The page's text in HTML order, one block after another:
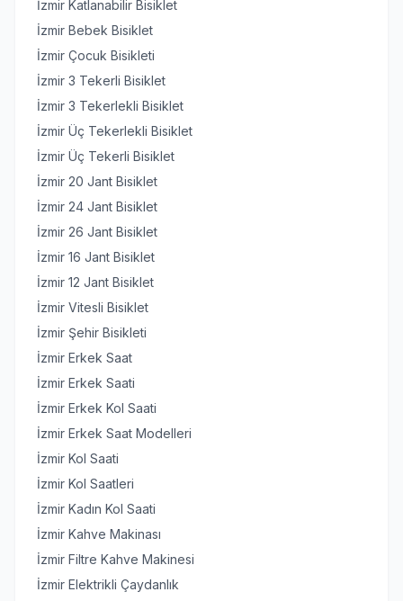
İzmir Katlanabilir Bisiklet
İzmir Bebek Bisiklet
İzmir Çocuk Bisikleti
İzmir 3 Tekerli Bisiklet
İzmir 3 Tekerlekli Bisiklet
İzmir Üç Tekerlekli Bisiklet
İzmir Üç Tekerli Bisiklet
İzmir 20 Jant Bisiklet
İzmir 24 Jant Bisiklet
İzmir 26 Jant Bisiklet
İzmir 16 Jant Bisiklet
İzmir 12 Jant Bisiklet
İzmir Vitesli Bisiklet
İzmir Şehir Bisikleti
İzmir Erkek Saat
İzmir Erkek Saati
İzmir Erkek Kol Saati
İzmir Erkek Saat Modelleri
İzmir Kol Saati
İzmir Kol Saatleri
İzmir Kadın Kol Saati
İzmir Kahve Makinası
İzmir Filtre Kahve Makinesi
İzmir Elektrikli Çaydanlık